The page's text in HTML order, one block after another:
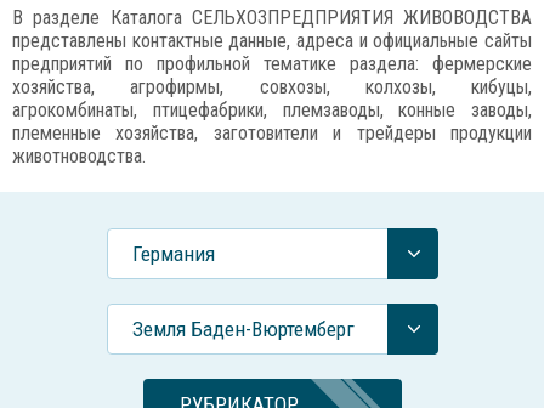
В разделе Каталога СЕЛЬХОЗПРЕДПРИЯТИЯ ЖИВОВОДСТВА
представлены контактные данные, адреса и официальные сайты
предприятий по профильной тематике раздела: фермерские
хозяйства, агрофирмы, совхозы, колхозы, кибуцы,
агрокомбинаты, птицефабрики, племзаводы, конные заводы,
племенные хозяйства, заготовители и трейдеры продукции
животноводства.
Германия
Земля Баден-Вюртемберг